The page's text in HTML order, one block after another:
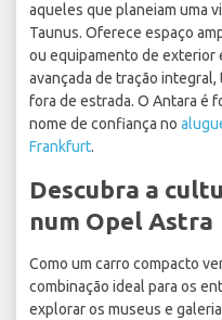
aqueles que planeiam uma
Taunus. Oferece espaço
ou equipamento de exterior
avançada de tração
fora de estrada. O Antara é
nome de confiança no
Frankfurt.
Descubra a
num Opel Astra
Como um carro compacto
combinação ideal para os
explorar os museus e